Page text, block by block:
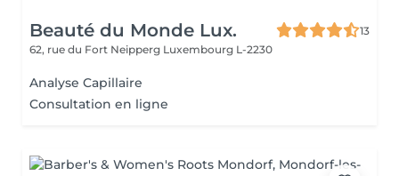
Beauté du Monde Lux.
13
62, rue du Fort Neipperg Luxembourg L-2230
Analyse Capillaire
Consultation en ligne